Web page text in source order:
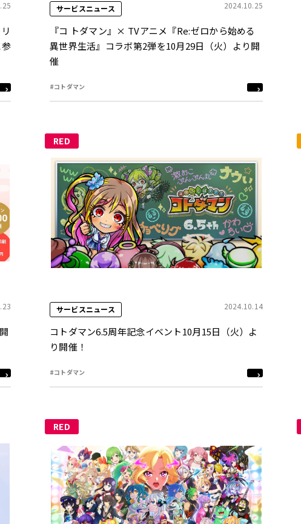
サービスニュース 2024.10.25
『コ トダマン』× TVアニメ『Re:ゼロから始める
異世界生活』コラボ第2弾を10月29日（火）より開
催
#コトダマン
RED
サービスニュース 2024.10.14
コトダマン6.5周年記念イベント10月15日（火）よ
り開催！
#コトダマン
RED